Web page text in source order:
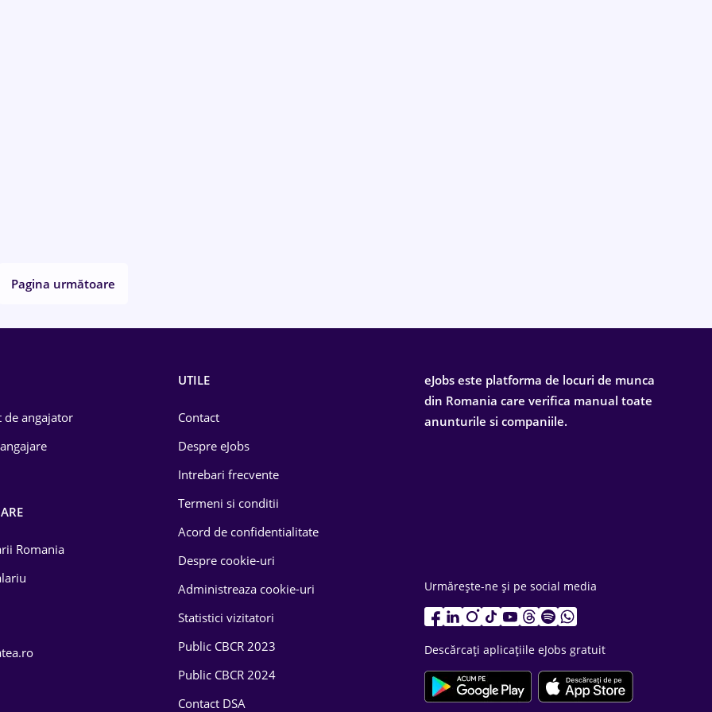
Pagina următoare
de angajator
Romania
UTILE
Contact
Despre eJobs
Intrebari frecvente
Termeni si conditii
Acord de confidentialitate
Despre cookie-uri
Administreaza cookie-uri
Statistici vizitatori
Public CBCR 2023
Public CBCR 2024
Contact DSA
eJobs este platforma de locuri de munca
din Romania care verifica manual toate
anunturile si companiile.
Urmărește-ne și pe social media
Descărcați aplicațiile eJobs gratuit